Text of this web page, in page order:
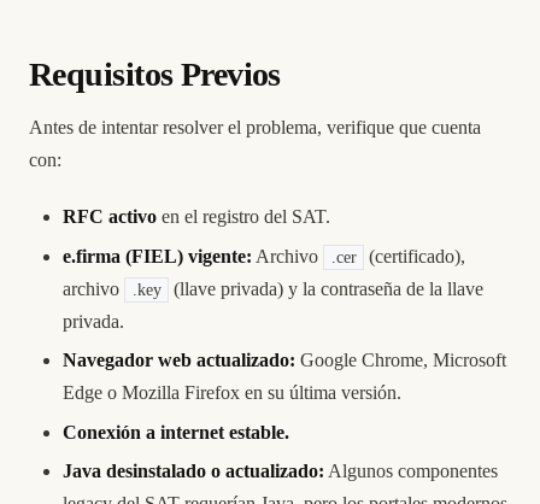
Requisitos Previos
Antes de intentar resolver el problema, verifique que cuenta
con:
RFC activo en el registro del SAT.
e.firma (FIEL) vigente: Archivo .cer
(certificado),
archivo
.key
(llave privada) y la contraseña de la llave
privada.
Navegador web actualizado: Google Chrome, Microsoft
Edge o Mozilla Firefox en su última versión.
Conexión a internet estable.
Java desinstalado o actualizado: Algunos componentes